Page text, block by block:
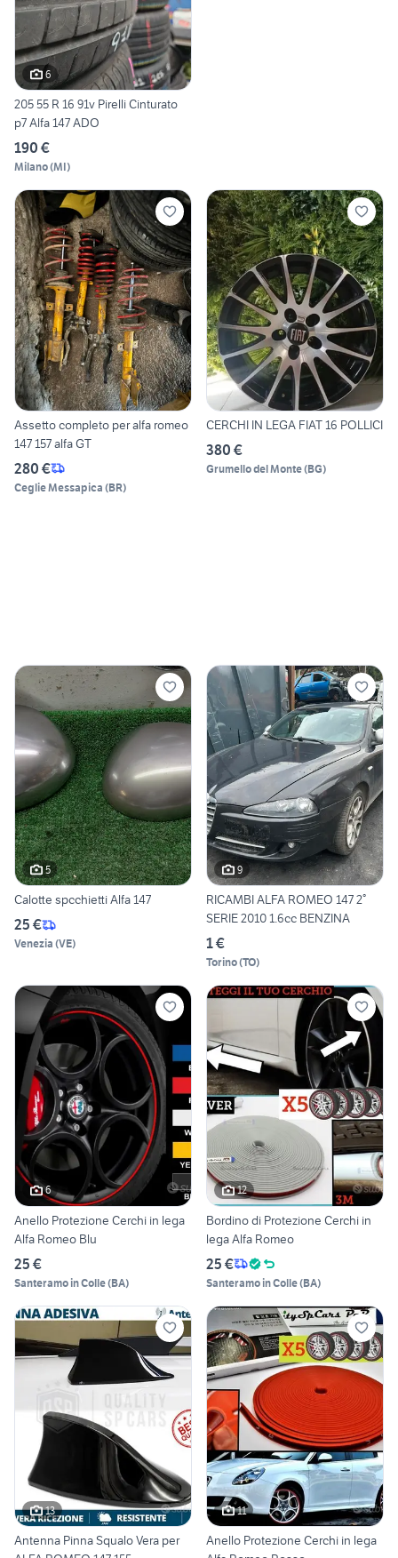
6
205 55 R 16 91v Pirelli Cinturato
p7 Alfa 147 ADO
190 €
Milano(MI)
Assetto completo per alfa romeo
147 157 alfa GT
280 €
Ceglie Messapica (BR)
CERCHI IN LEGA FIAT 16 POLLICI
380 €
Grumello del Monte(BG)
5
Calotte spcchietti Alfa 147
25 €
Venezia (VE)
9
RICAMBI ALFA ROMEO 147 2°
SERIE 2010 1.6cc BENZINA
1 €
Torino(TO)
6
Anello Protezione Cerchi in lega
Alfa Romeo Blu
25 €
Santeramo in Colle(BA)
12
Bordino di Protezione Cerchi in
lega Alfa Romeo
25 €
Santeramo in Colle(BA)
13
Antenna Pinna Squalo Vera per
11
Anello Protezione Cerchi in lega